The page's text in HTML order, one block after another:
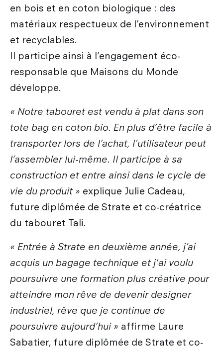
en bois et en coton biologique : des
matériaux respectueux de l’environnement
et recyclables.
Il participe ainsi à l’engagement éco-
responsable que Maisons du Monde
développe.
« Notre tabouret est vendu à plat dans son
tote bag en coton bio. En plus d’être facile à
transporter lors de l’achat, l’utilisateur peut
l’assembler lui-même. Il participe à sa
construction et entre ainsi dans le cycle de
vie du produit » explique Julie Cadeau,
future diplômée de Strate et co-créatrice
du tabouret Tali.
« Entrée à Strate en deuxième année, j’ai
acquis un bagage technique et j'ai voulu
poursuivre une formation plus créative pour
atteindre mon rêve de devenir designer
industriel, rêve que je continue de
poursuivre aujourd’hui » affirme Laure
Sabatier, future diplômée de Strate et co-